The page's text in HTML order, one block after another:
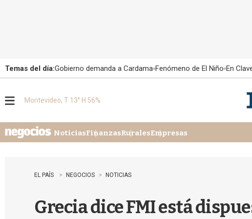
Temas del día:Gobierno demanda a Cardama Fenómeno de El Niño En
u
Montevideo, T 13° H 56%
NoticiasFinanzasRuralesEmpresas
EL PAÍS NEGOCIOS NOTICIAS
Grecia dice FMI está